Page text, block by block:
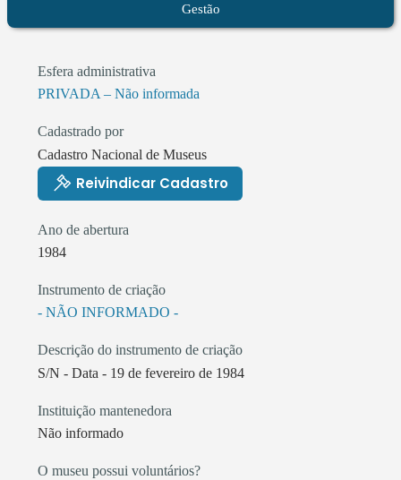
Gestão
Esfera administrativa
PRIVADA – Não informada
Cadastrado por
Cadastro Nacional de Museus
Reivindicar Cadastro
Ano de abertura
1984
Instrumento de criação
- NÃO INFORMADO -
Descrição do instrumento de criação
S/N - Data - 19 de fevereiro de 1984
Instituição mantenedora
Não informado
O museu possui voluntários?